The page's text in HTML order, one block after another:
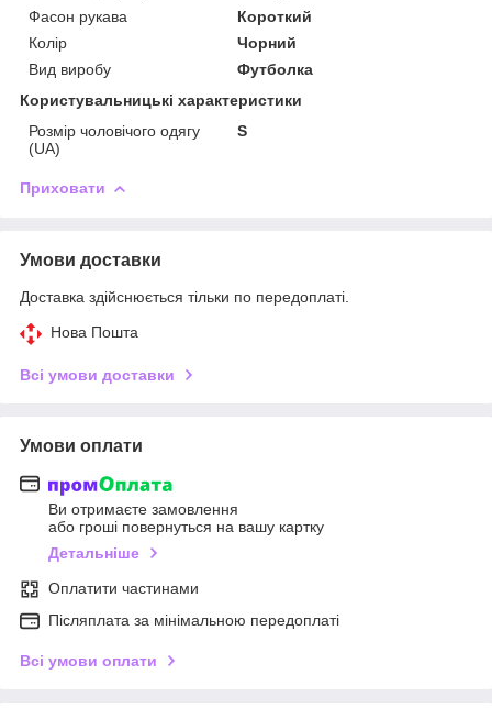
Фасон рукава
Короткий
Колір
Чорний
Вид виробу
Футболка
Користувальницькі характеристики
Розмір чоловічого одягу
(UA)
S
Приховати
Умови доставки
Доставка здійснюється тільки по передоплаті.
Нова Пошта
Всі умови доставки
Умови оплати
Ви отримаєте замовлення
або гроші повернуться на вашу картку
Детальніше
Оплатити частинами
Післяплата за мінімальною передоплаті
Всі умови оплати